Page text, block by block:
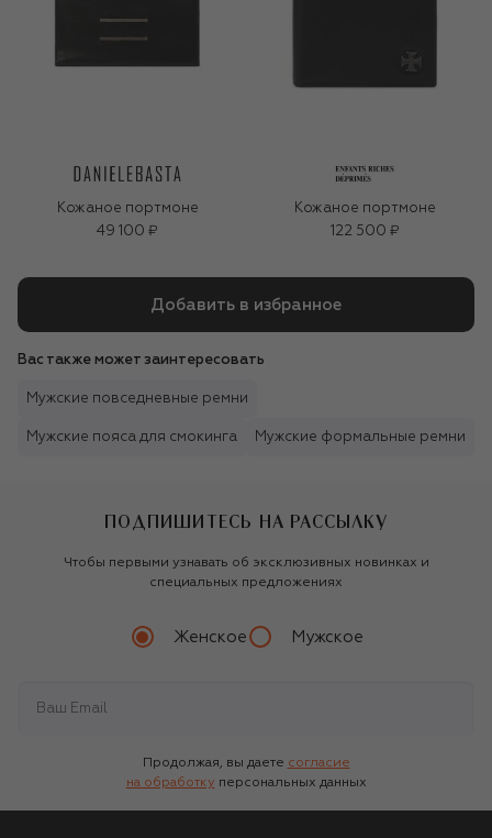
Кожаное портмоне
49 100 ₽
Кожаное портмоне
122 500 ₽
Добавить в избранное
Вас также может заинтересовать
Мужские повседневные ремни
Мужские пояса для смокинга Мужские формальные ремни
ПОДПИШИТЕСЬ НА РАССЫЛКУ
Чтобы первыми узнавать об эксклюзивных новинках и
специальных предложениях
Женское Мужское
Продолжая, вы даете согласие
на обработку персональных данных